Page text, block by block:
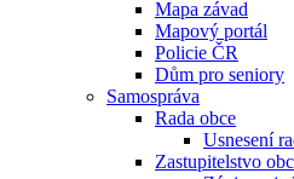
Mapa závad
Mapový portál
Policie ČR
Dům pro seniory
Samospráva
Rada obce
Usnesení
Zastupitelstvo